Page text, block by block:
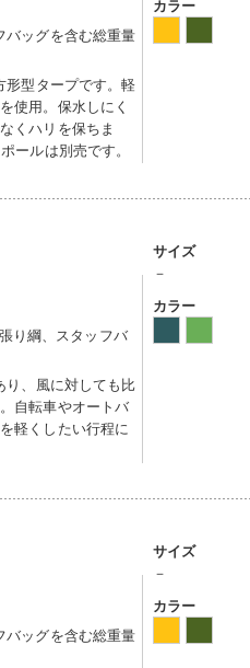
バッグを含む総重量
形型タープです。軽
使用。保水しにく
くハリを保ちま
ールは別売です。
カラー
り綱、スタッフバ
り、風に対しても比
自転車やオートバ
軽くしたい行程に
サイズ
－
カラー
バッグを含む総重量
サイズ
－
カラー